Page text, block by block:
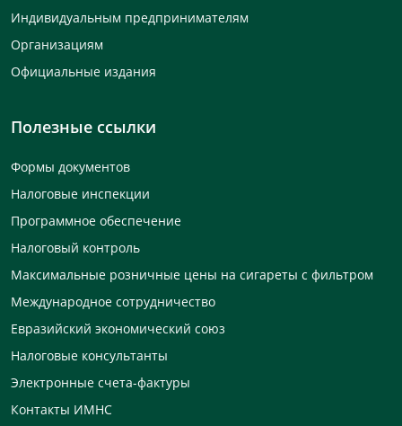
Индивидуальным предпринимателям
Организациям
Официальные издания
Полезные ссылки
Формы документов
Налоговые инспекции
Программное обеспечение
Налоговый контроль
Максимальные розничные цены на сигареты с фильтром
Международное сотрудничество
Евразийский экономический союз
Налоговые консультанты
Электронные счета-фактуры
Контакты ИМНС